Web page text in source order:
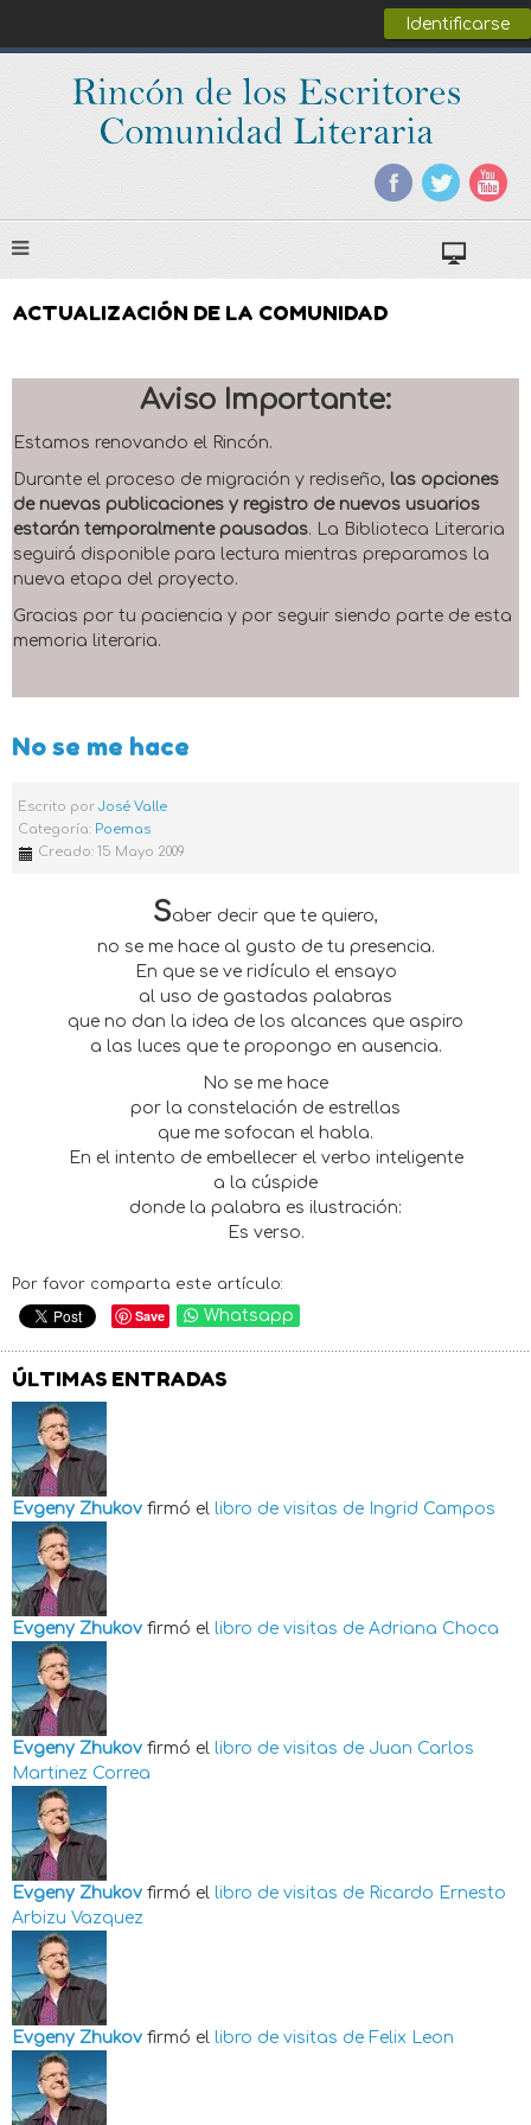
Identificarse
ACTUALIZACIÓN DE LA COMUNIDAD
Aviso Importante:
Estamos renovando el Rincón.
Durante el proceso de migración y rediseño, las opciones
de nuevas publicaciones y registro de nuevos usuarios
estarán temporalmente pausadas. La Biblioteca Literaria
seguirá disponible para lectura mientras preparamos la
nueva etapa del proyecto.
Gracias por tu paciencia y por seguir siendo parte de esta
memoria literaria.
No se me hace
Escrito por José Valle
Categoría: Poemas
Creado: 15 Mayo 2009
Saber decir que te quiero,
no se me hace al gusto de tu presencia.
En que se ve ridículo el ensayo
al uso de gastadas palabras
que no dan la idea de los alcances que aspiro
a las luces que te propongo en ausencia.
No se me hace
por la constelación de estrellas
que me sofocan el habla.
En el intento de embellecer el verbo inteligente
a la cúspide
donde la palabra es ilustración:
Es verso.
Por favor comparta este artículo:
Save Whatsapp
ÚLTIMAS ENTRADAS
Evgeny Zhukov firmó el libro de visitas de Ingrid Campos
Evgeny Zhukov firmó el libro de visitas de Adriana Choca
Evgeny Zhukov firmó el libro de visitas de Juan Carlos
Martinez Correa
Evgeny Zhukov firmó el libro de visitas de Ricardo Ernesto
Arbizu Vazquez
Evgeny Zhukov firmó el libro de visitas de Felix Leon